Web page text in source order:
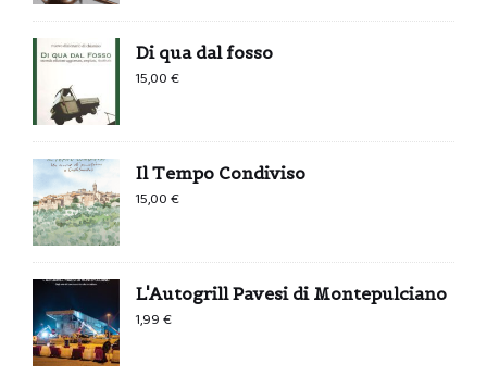
Di qua dal fosso
15,00€
Il Tempo Condiviso
15,00€
L'Autogrill Pavesi di Montepulciano
1,99€